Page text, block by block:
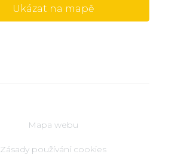
Ukázat na mapě
Mapa webu
Zásady používání cookies